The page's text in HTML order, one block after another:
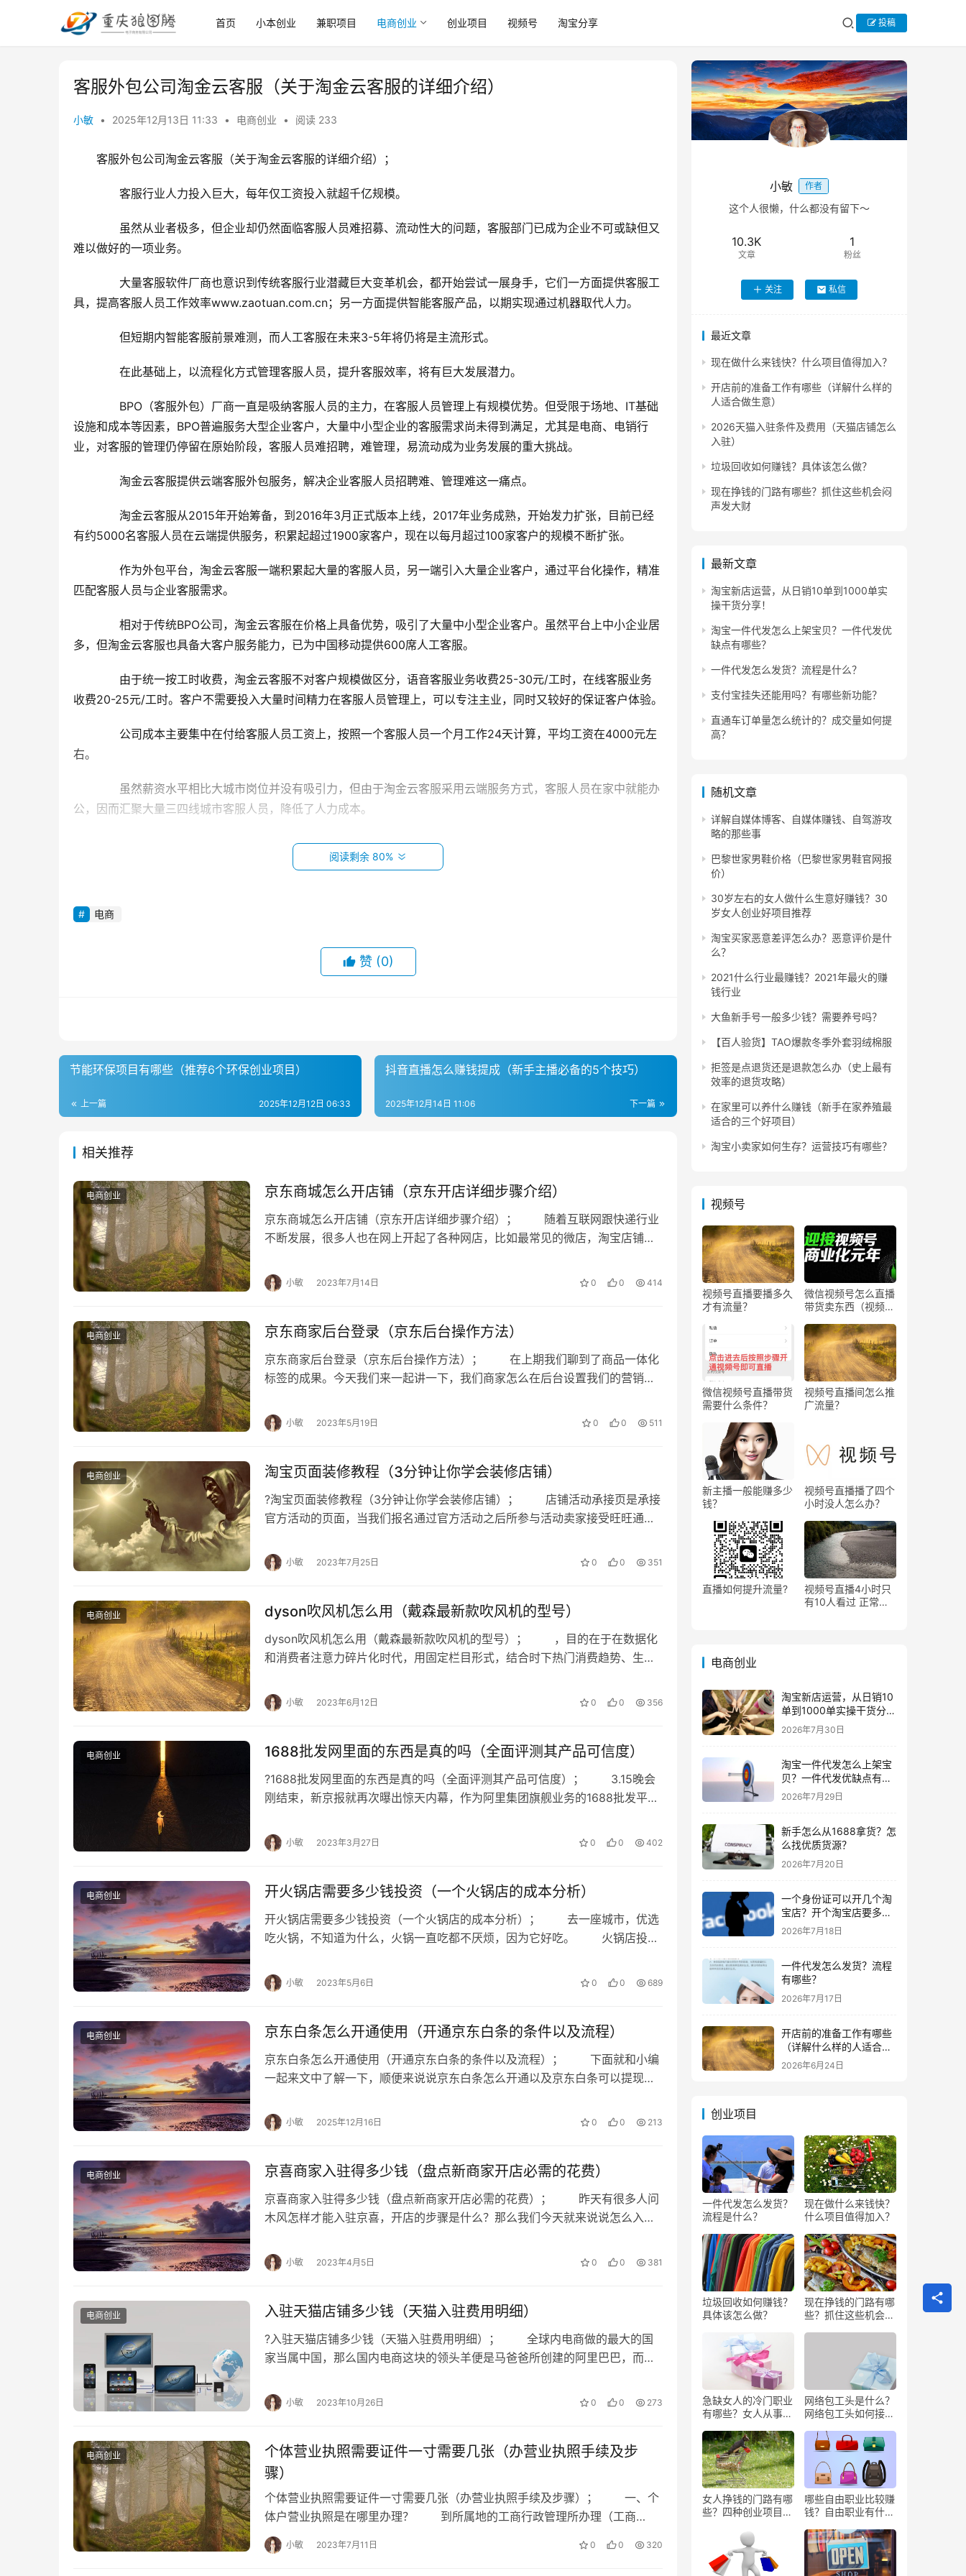
首页 小本创业 兼职项目 电商创业 创业项目 视频号 淘宝分享 投稿
客服外包公司淘金云客服（关于淘金云客服的详细介绍）
小敏 • 2025年12月13日 11:33 • 电商创业 • 阅读 233
客服外包公司淘金云客服（关于淘金云客服的详细介绍）；
客服行业人力投入巨大，每年仅工资投入就超千亿规模。
虽然从业者极多，但企业却仍然面临客服人员难招募、流动性大的问题，客服部门已成为企业不可或缺但又
难以做好的一项业务。
大量客服软件厂商也意识到传统客服行业潜藏巨大变革机会，都开始尝试一展身手，它们一方面提供客服工
具，提高客服人员工作效率www.zaotuan.com.cn；另一方面提供智能客服产品，以期实现通过机器取代人力。
但短期内智能客服前景难测，而人工客服在未来3-5年将仍将是主流形式。
在此基础上，以流程化方式管理客服人员，提升客服效率，将有巨大发展潜力。
BPO（客服外包）厂商一直是吸纳客服人员的主力，在客服人员管理上有规模优势。但受限于场地、IT基础
设施和成本等因素，BPO普遍服务大型企业客户，大量中小型企业的客服需求尚未得到满足，尤其是电商、电销行
业，对客服的管理仍停留在原始阶段，客服人员难招聘，难管理，易流动成为业务发展的重大挑战。
淘金云客服提供云端客服外包服务，解决企业客服人员招聘难、管理难这一痛点。
淘金云客服从2015年开始筹备，到2016年3月正式版本上线，2017年业务成熟，开始发力扩张，目前已经
有约5000名客服人员在云端提供服务，积累起超过1900家客户，现在以每月超过100家客户的规模不断扩张。
作为外包平台，淘金云客服一端积累起大量的客服人员，另一端引入大量企业客户，通过平台化操作，精准
匹配客服人员与企业客服需求。
相对于传统BPO公司，淘金云客服在价格上具备优势，吸引了大量中小型企业客户。虽然平台上中小企业居
多，但淘金云客服也具备大客户服务能力，已为中国移动提供600席人工客服。
由于统一按工时收费，淘金云客服不对客户规模做区分，语音客服业务收费25-30元/工时，在线客服业务
收费20-25元/工时。客户不需要投入大量时间精力在客服人员管理上，可以专注主业，同时又较好的保证客户体验。
公司成本主要集中在付给客服人员工资上，按照一个客服人员一个月工作24天计算，平均工资在4000元左
右。
虽然薪资水平相比大城市岗位并没有吸引力，但由于淘金云客服采用云端服务方式，客服人员在家中就能办
公，因而汇聚大量三四线城市客服人员，降低了人力成本。
为保证服务质量，客服人员经过审核进入平台后，淘金云客服会对其进行2周左右的基础培训，正式接单前
还会根据客户业务特点进行3天左右的岗前培训，确保服务质量能够满足客户需求。
近期，爱分析与淘金云客服创始人/董事长向业锋先生就淘金云客服产品结构、业务模式、行业情况进行沟
爱分析：公司到目前为止经历了哪些发展历程？
很大需求，但是在客服招聘上面临一些挑战，一是客服难招，二是人员流动性大，所以想做一个解决企业同样痛点的
是靠自己逐步摸索。
到2017年我们的产品就比较成熟了，从培训到云端管理环节都有很大进展，现在每个月新增客户平均在100
家以上。
爱分析：淘金云客服提供哪几类服务？
接待方式划分，分为语音客服和在线客服。
还有一种服务独立于两种划分方式之外，就是为AI公司提供打标服务，按照标注的数据量收费，这块业务刚
刚开始，占比还比较小，但我判断这是个新增市场，未来前景很大。
爱分析：淘金云客服主要面向哪些客户群体？
企业算一类，最后一类是需要为语音、文本、图片做标注AI公司。
爱分析：公司有哪些获客渠道？
向业锋：我们主要通过搜索引擎获客，每个月在搜索引擎上投入大概30万左右。
向业锋：我们现在团队有150人，其中线上销售加线下BD一共15人。每个销售人员，每个月大概成交10单左
右。
2018年计划做到300人，但销售人员没有太大的调整计划，因为我希望通过系统手段解决很多销售环节需
求，比如我们开发了一个自动报价系统，销售的需求会越来越少。
爱分析：不同规模的客户需求是否有差别？
向业锋：不管多大规模达的客户，我们都按照工时收费，客户招的客服多收费就贵，招的客服少收费就少，
这种模式下我们不按客户规模做区分，但是平台上确实中小企业多些。
不同客户之间的差别主要体现在坐席需求数量和具体服务时间上，有的客户可能只需要几个坐席，有的可能
客户只需要提需求，我们会帮他安排好人员，按照工时收费。
不过近期我们会调整收费方式，由按工时收费转变为按接待量收费，也就是评估客户的工作量，然后由系统
计算出每次服务的价格。
爱分析：为什么转变为按接待量收费？
向业锋：因为按工时计费的方式对服务质量没有区分度，我们想改变这种模式，让能力更强的客服人员接的
单更多，收入相应也更高。
还有就是客户也更喜欢灵活的客服配置方式。
爱分析：客服人员的工资在什么水品？
的工资能达到4500-5000元，在线客服工资低些在3500-4000元。平均下来一个客服工资在4000元左右。
现在客服人员之间收入差距没有拉开，是因为现在仍按工时计价，我们新版本上线之后会以接待量为考核指
标，高绩效的客服人员能拿到6000元以上。
爱分析：淘金云客服如何筛选客服人员？
爱分析：如何为客户分配合适的客服人员？
向业锋：客户进来之后我们会按照客户需求匹配相应客服人员，匹配标签包括客服人员擅长行业、服务能力
等。
爱分析：作为一个撮合的平台，淘金云客服如何确保客服人员的忠诚度？
向业锋：其实有很多我们平台上的客服都把这当成一份职业，平台上90%的客服每天工作8小时，每个月上
班20天以上。
爱分析：服务一个客户，做好前期配置需要多长时间？
向业锋：这个过程比较快，我们一般能做到7天上线。
阅读剩余 80%
电商
赞 (0)
节能环保项目有哪些（推荐6个环保创业项目）
上一篇 2025年12月12日 06:33
抖音直播怎么赚钱提成（新手主播必备的5个技巧）
下一篇
2025年12月14日 11:06
相关推荐
电商创业 京东商城怎么开店铺（京东开店详细步骤介绍）
京东商城怎么开店铺（京东开店详细步骤介绍）； 随着互联网跟快递行业
不断发展，很多人也在网上开起了各种网店，比如最常见的微店，淘宝店铺
小敏 2023年7月14日 0 0 414
电商创业 京东商家后台登录（京东后台操作方法）
京东商家后台登录（京东后台操作方法）； 在上期我们聊到了商品一体化
标签的成果。今天我们来一起讲一下，我们商家怎么在后台设置我们的营销标
小敏 2023年5月19日 0 0 511
电商创业 淘宝页面装修教程（3分钟让你学会装修店铺）
?淘宝页面装修教程（3分钟让你学会装修店铺）； 店铺活动承接页是承接
官方活动的页面，当我们报名通过官方活动之后所参与活动卖家接受旺旺通
小敏 2023年7月25日 0 0 351
电商创业 dyson吹风机怎么用（戴森最新款吹风机的型号）
dyson吹风机怎么用（戴森最新款吹风机的型号）； ，目的在于在数据化
和消费者注意力碎片化时代，用固定栏目形式，结合时下热门消费趋势、生活
小敏 2023年6月12日 0 0 356
电商创业 1688批发网里面的东西是真的吗（全面评测其产品可信度）
?1688批发网里面的东西是真的吗（全面评测其产品可信度）； 3.15晚会
刚结束，新京报就再次曝出惊天内幕，作为阿里集团旗舰业务的1688批发平台
小敏 2023年3月27日 0 0 402
电商创业 开火锅店需要多少钱投资（一个火锅店的成本分析）
开火锅店需要多少钱投资（一个火锅店的成本分析）； 去一座城市，优选
吃火锅，不知道为什么，火锅一直吃都不厌烦，因为它好吃。 火锅店投资
小敏 2023年5月6日 0 0 689
电商创业 京东白条怎么开通使用（开通京东白条的条件以及流程）
京东白条怎么开通使用（开通京东白条的条件以及流程）； 下面就和小编
一起来文中了解一下，顺便来说说京东白条怎么开通以及京东白条可以提现
小敏 2025年12月16日 0 0 213
电商创业 京喜商家入驻得多少钱（盘点新商家开店必需的花费）
京喜商家入驻得多少钱（盘点新商家开店必需的花费）； 昨天有很多人问
木风怎样才能入驻京喜，开店的步骤是什么？那么我们今天就来说说怎么入驻
小敏 2023年4月5日 0 0 381
电商创业 入驻天猫店铺多少钱（天猫入驻费用明细）
?入驻天猫店铺多少钱（天猫入驻费用明细）； 全球内电商做的最大的国
家当属中国，那么国内电商这块的领头羊便是马爸爸所创建的阿里巴巴，而属
小敏 2023年10月26日 0 0 273
电商创业
个体营业执照需要证件一寸需要几张（办营业执照手续及步
骤）
个体营业执照需要证件一寸需要几张（办营业执照手续及步骤）； 一、个
体户营业执照是在哪里办理？ 到所属地的工商行政管理所办理（工商
局）。 如果您没时间去办理，那么可以叫代…
小敏 2023年7月11日 0 0 320
小敏 作者
这个人很懒，什么都没有留下～
10.3K
文章
1
粉丝
关注 私信
最近文章
现在做什么来钱快？什么项目值得加入？
开店前的准备工作有哪些（详解什么样的
人适合做生意）
2026天猫入驻条件及费用（天猫店铺怎么
入驻）
垃圾回收如何赚钱？具体该怎么做？
现在挣钱的门路有哪些？抓住这些机会闷
声发大财
最新文章
淘宝新店运营，从日销10单到1000单实
操干货分享！
淘宝一件代发怎么上架宝贝？一件代发优
缺点有哪些？
一件代发怎么发货？流程是什么？
支付宝挂失还能用吗？有哪些新功能？
直通车订单量怎么统计的？成交量如何提
高？
随机文章
详解自媒体博客、自媒体赚钱、自驾游攻
略的那些事
巴黎世家男鞋价格（巴黎世家男鞋官网报
价）
30岁左右的女人做什么生意好赚钱？30
岁女人创业好项目推荐
淘宝买家恶意差评怎么办？恶意评价是什
么？
2021什么行业最赚钱？2021年最火的赚
钱行业
大鱼新手号一般多少钱？需要养号吗？
【百人验货】TAO爆款冬季外套羽绒棉服
拒签是点退货还是退款怎么办（史上最有
效率的退货攻略）
在家里可以养什么赚钱（新手在家养殖最
适合的三个好项目）
淘宝小卖家如何生存？运营技巧有哪些？
视频号
视频号直播要播多久
才有流量？
微信视频号怎么直播
带货卖东西（视频号
微信视频号直播带货
需要什么条件？
视频号直播间怎么推
广流量？
新主播一般能赚多少
钱？
视频号直播播了四个
小时没人怎么办？
直播如何提升流量?
视频号直播4小时只
有10人看过 正常
电商创业
淘宝新店运营，从日销10
单到1000单实操干货分
享！
2026年7月30日
淘宝一件代发怎么上架宝
贝？一件代发优缺点有哪
些？
2026年7月29日
新手怎么从1688拿货？怎
么找优质货源？
2026年7月20日
一个身份证可以开几个淘
宝店？开个淘宝店要多少
钱？
2026年7月18日
一件代发怎么发货？流程
有哪些？
2026年7月17日
开店前的准备工作有哪些
（详解什么样的人适合做
生意）
2026年6月24日
创业项目
一件代发怎么发货？
流程是什么？
现在做什么来钱快？
什么项目值得加入？
垃圾回收如何赚钱？
具体该怎么做？
现在挣钱的门路有哪
些？抓住这些机会闷
急缺女人的冷门职业
有哪些？女人从事哪
网络包工头是什么？
网络包工头如何接业
女人挣钱的门路有哪
些？四种创业项目推
哪些自由职业比较赚
钱？自由职业有什么